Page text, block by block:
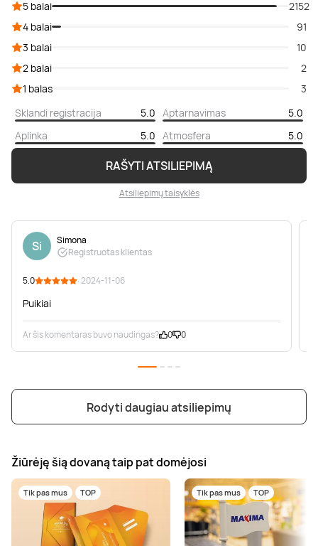
RAŠYTI ATSILIEPIMĄ
Atsiliepimų taisyklės
5 balai
2152
4 balai
91
3 balai
10
2 balai
2
1 balas
3
Sklandi registracija
5.0 Aptarnavimas
5.0
Aplinka
5.0 Atmosfera 5.0
Si
Simona
Registruotas klientas
5.0 · 2024-11-06
Puikiai
Ar šis komentaras buvo naudingas? 0 0
Rodyti daugiau atsiliepimų
Žiūrėję šią dovaną taip pat domėjosi
Tik pas mus TOP Tik pas mus TOP